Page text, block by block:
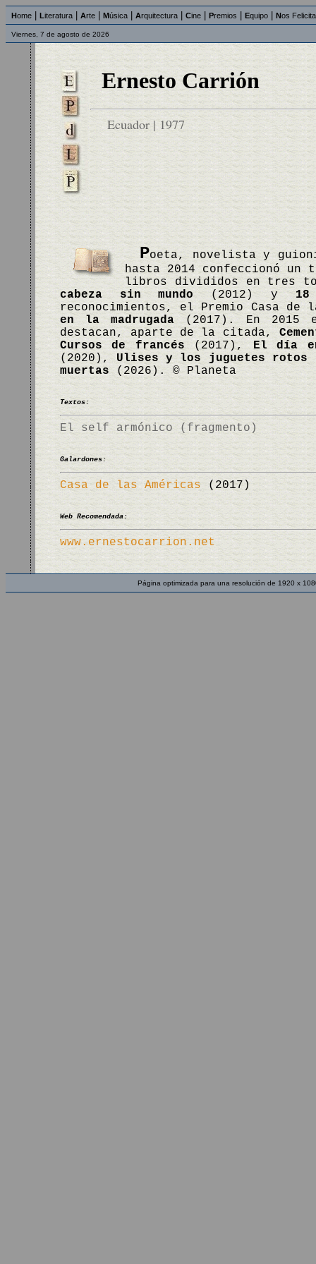
Home Literatura Arte Música Arquitectura Cine Premios Equipo Nos
Viernes, 7 de agosto de 2026
Ernesto Carrión
Ecuador | 1977
Poeta, novelista y
hasta 2014 confeccionó
libros divididos en tres
cabeza sin mundo(2012) y
reconocimientos, el Premio Casa de
en la madrugada (2017). En 2015
destacan, aparte de la citada,
Cursos de francés (2017),El día
(2020), Ulises y los juguetes rotos
muertas (2026). © Planeta
Textos:
El self armónico (fragmento)
Galardones:
Casa de las Américas (2017)
Web Recomendada:
www.ernestocarrion.net
Página optimizada para una resolución de 1920 x